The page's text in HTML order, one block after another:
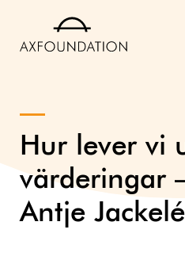
Hur lever vi
värderingar
Antje